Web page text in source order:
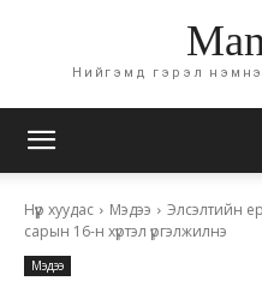
Нийгэмд гэрэл
Нүүр хуудас Мэдээ
Элсэлтийн
сарын 16-н хүртэл үргэлжилнэ
Мэдээ